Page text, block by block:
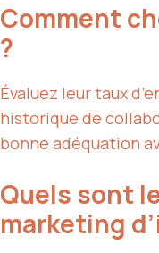
Comment
?
Évaluez leur taux
historique de
bonne adéquation
Quels sont
marketing